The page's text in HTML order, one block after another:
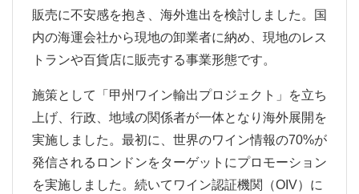
販売に不安感を抱き、海外進出を検討しました。国
内の海運会社から現地の卸業者に納め、現地のレス
トランや百貨店に販売する事業形態です。
施策として「甲州ワイン輸出プロジェクト」を立ち
上げ、行政、地域の関係者が一体となり海外展開を
実施しました。最初に、世界のワイン情報の70%が
発信されるロンドンをターゲットにプロモーション
を実施しました。続いてワイン認証機関（OIV）に